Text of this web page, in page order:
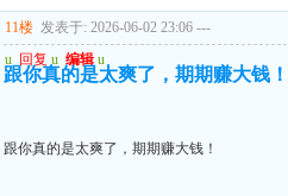
11楼 发表于: 2026-06-02 23:06 ---
u 回复 u 编辑 u
跟你真的是太爽了，期期赚大钱！
跟你真的是太爽了，期期赚大钱！